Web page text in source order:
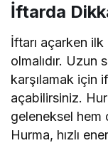
İftarda
İftarı açarken
olmalıdır. Uzun
karşılamak için
açabilirsiniz.
geleneksel hem
Hurma, hızlı